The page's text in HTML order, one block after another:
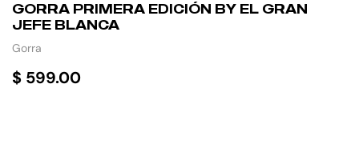
GORRA PRIMERA EDICIÓN BY EL GRAN
JEFE BLANCA
Gorra
$ 599.00